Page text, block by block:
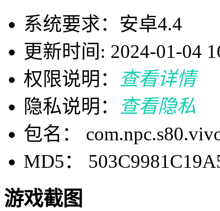
系统要求：安卓4.4
更新时间: 2024-01-04
权限说明：
查看详情
隐私说明：
查看隐私
包名：
MD5：
游戏截图